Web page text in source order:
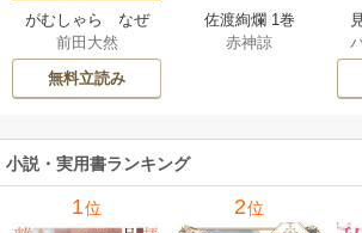
がむしゃら なぜ
俺は、こんなに走
るのか——。【電
子限定合本版】 1巻
前田大然
無料立読み
佐渡絢爛 1巻
赤神諒
小説・実用書ランキング
1位 2位